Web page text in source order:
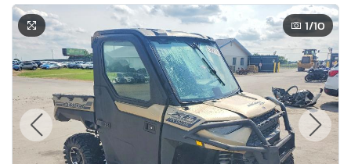
1/10